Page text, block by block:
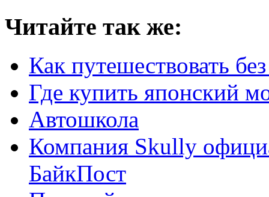
Читайте так же:
Как путешествовать
Где купить японский
Автошкола
Компания Skully
БайкПост